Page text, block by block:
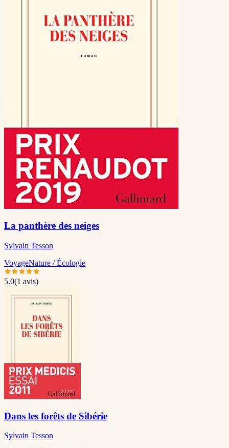
La panthère des neiges
Sylvain Tesson
VoyageNature / Écologie
5.0(1 avis)
Dans les forêts de Sibérie
Sylvain Tesson